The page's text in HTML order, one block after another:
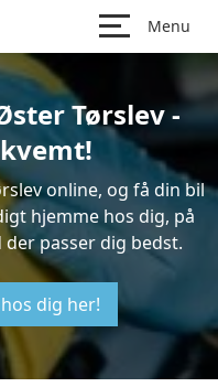
Menu
Tørslev -
online, og få din bil
hjemme hos dig, på
passer dig bedst.
dig her!